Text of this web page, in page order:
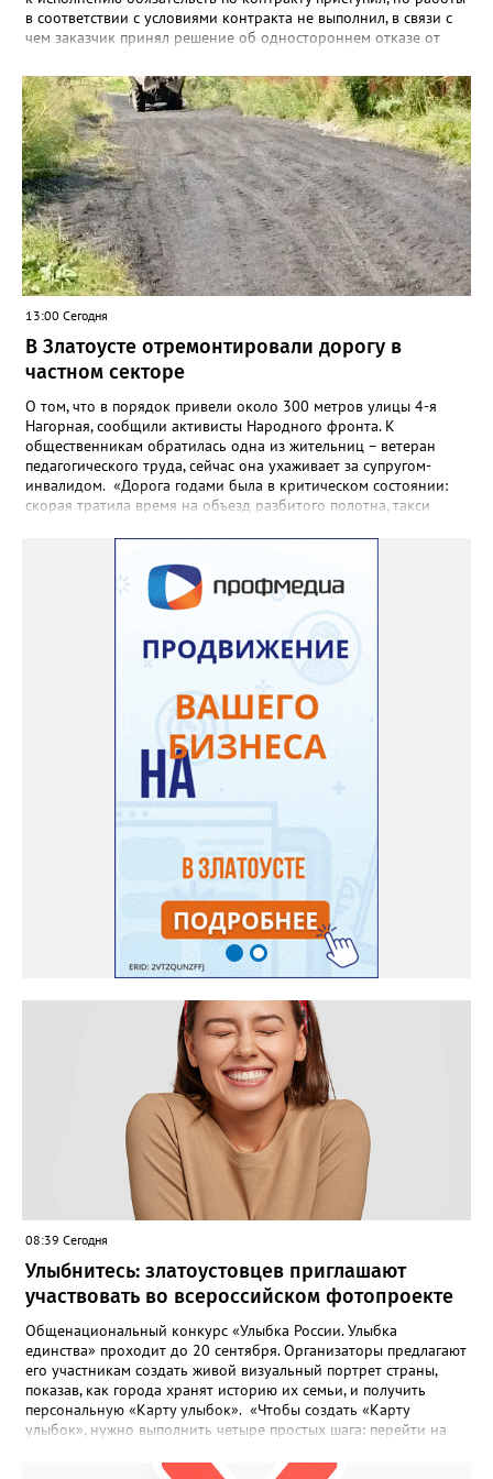
в соответствии с условиями контракта не выполнил, в связи с
чем заказчик принял решение об одностороннем отказе от
Челябинском УФАС. Антимонопольная служба приняла
решение включить ООО «ПИАЛ» в реестр недобросовестных
поставщиков. В чёрном списке уфимский подрядчик будет два
года.
13:00 Сегодня
В Златоусте отремонтировали дорогу в
частном секторе
О том, что в порядок привели около 300 метров улицы 4-я
Нагорная, сообщили активисты Народного фронта. К
общественникам обратилась одна из жительниц – ветеран
педагогического труда, сейчас она ухаживает за супругом-
инвалидом. «Дорога годами была в критическом состоянии:
скорая тратила время на объезд разбитого полотна, такси
однажды реанимация не смогла добраться до больного.
Жители писали в администрацию города и другие инстанции,
пытались ремонтировать дорогу своими силами – всё тщетно»,
– рассказали в ОНФ. Общественники подчеркнули: именно
они добились, чтобы участок разровняли и отсыпали. Для
этого потребовалось обратиться в мэрию Златоуста.
08:39 Сегодня
Улыбнитесь: златоустовцев приглашают
участвовать во всероссийском фотопроекте
Общенациональный конкурс «Улыбка России. Улыбка
единства» проходит до 20 сентября. Организаторы предлагают
его участникам создать живой визуальный портрет страны,
показав, как города хранят историю их семьи, и получить
персональную «Карту улыбок». «Чтобы создать «Карту
улыбок», нужно выполнить четыре простых шага: перейти на
улыбок»; загрузить фотографию с улыбкой – подойдёт портрет